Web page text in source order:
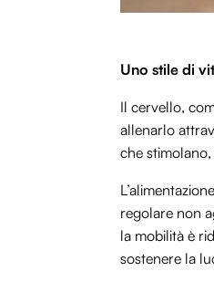
Uno stile di
Il cervello,
allenarlo
che
regolare non
la mobilità è
sostenere la